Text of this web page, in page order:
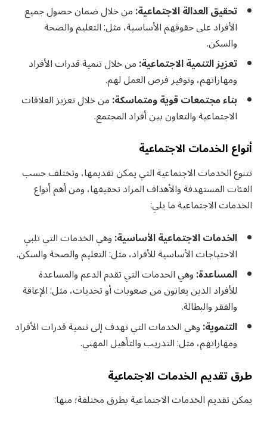
تحقيق العدالة الاجتماعية:من خلال ضمان حصول جميع
الأفراد على حقوقهم الأساسية، مثل: التعليم والصحة
والسكن.
تعزيز التنمية الاجتماعية:من خلال تنمية قدرات الأفراد
ومهاراتهم، وتوفير فرص العمل لهم.
بناء مجتمعات قوية ومتماسكة:من خلال تعزيز العلاقات
الاجتماعية والتعاون بين أفراد المجتمع.
أنواع الخدمات الاجتماعية
تتنوع الخدمات الاجتماعية التي يمكن تقديمها، وتختلف حسب
الفئات المستهدفة والأهداف المراد تحقيقها، ومن أهم أنواع
الخدمات الاجتماعية ما يلي:
الخدمات الاجتماعية الأساسية:وهي الخدمات التي تلبي
الاحتياجات الأساسية للأفراد، مثل: التعليم والصحة والسكن.
المساعدة:وهي الخدمات التي تقدم الدعم والمساعدة
للأفراد الذين يعانون من صعوبات أو تحديات، مثل: الإعاقة
والفقر والبطالة.
التنموية:وهي الخدمات التي تهدف إلى تنمية قدرات الأفراد
ومهاراتهم، مثل: التدريب والتأهيل المهني.
طرق تقديم الخدمات الاجتماعية
يمكن تقديم الخدمات الاجتماعية بطرق مختلفة؛ منها: